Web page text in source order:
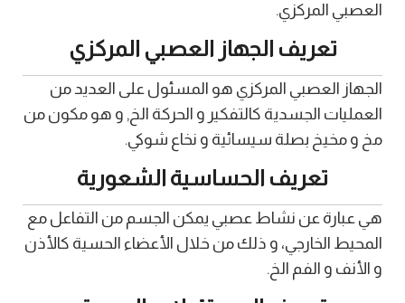
العصبي المركزي.
تعريف الجهاز العصبي المركزي
الجهاز العصبي المركزي هو المسئول على العديد من
العمليات الجسدية كالتفكير و الحركة الخ, و هو مكون من
مخ و مخيخ بصلة سيسائية و نخاع شوكي.
تعريف الحساسية الشعورية
هي عبارة عن نشاط عصبي يمكن الجسم من التفاعل مع
المحيط الخارجي، و ذلك من خلال الأعضاء الحسية كالأذن
و الأنف و الفم الخ.